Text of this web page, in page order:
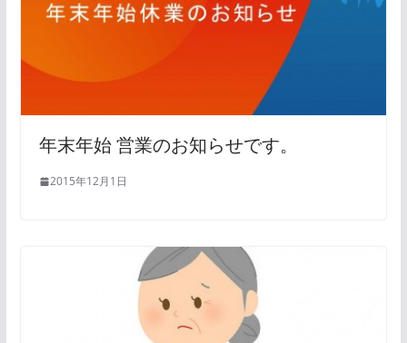
年末年始 営業のお知らせです。
2015年12月1日